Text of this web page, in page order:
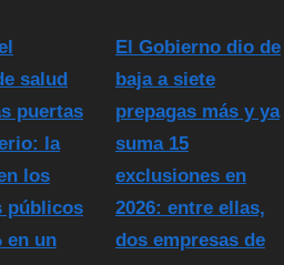
salud
puertas
la
los
públicos
en un
El Gobierno dio de
baja a siete
prepagas más y ya
suma 15
exclusiones en
2026: entre ellas,
dos empresas de